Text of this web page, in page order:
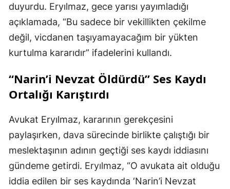
duyurdu. Eryılmaz, gece yarısı yayımladığı
açıklamada, “Bu sadece bir vekillikten çekilme
değil, vicdanen taşıyamayacağım bir yükten
kurtulma kararıdır” ifadelerini kullandı.
“Narin’i Nevzat Öldürdü” Ses Kaydı
Ortalığı Karıştırdı
Avukat Eryılmaz, kararının gerekçesini
paylaşırken, dava sürecinde birlikte çalıştığı bir
meslektaşının adının geçtiği ses kaydı iddiasını
gündeme getirdi. Eryılmaz, “O avukata ait olduğu
iddia edilen bir ses kaydında ‘Narin’i Nevzat